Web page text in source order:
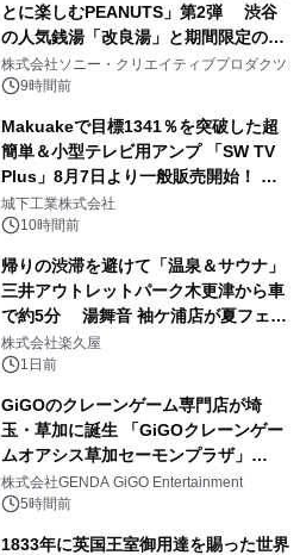
とに楽しむPEANUTS」第2弾 渋谷
の人気銭湯「改良湯」と期間限定のコ
ラボレーション サウナイキタイコラ
ボグッズも発売決定！
株式会社ソニー・クリエイティブプロダクツ
9時間前
Makuakeで目標1341％を突破した超
簡単＆小型テレビ用アンプ 「SW TV
Plus」8月7日より一般販売開始！ ケ
ーブル1本つなぐだけ、テレビの音が
ぐっと豊かに
城下工業株式会社
10時間前
帰りの渋滞を避けて「温泉＆サウナ」
三井アウトレットパーク木更津から車
で約5分 湯舞音 袖ケ浦店が夏フェア
メニューを提供
株式会社楽久屋
1日前
GiGOのクレーンゲーム専門店が埼
玉・草加に誕生 「GiGOクレーンゲー
ムオアシス草加セーモンプラザ」
2026年8月7日(金)10時グランドオープ
ン
株式会社GENDA GiGO Entertainment
5時間前
1833年に英国王室御用達を賜った世界